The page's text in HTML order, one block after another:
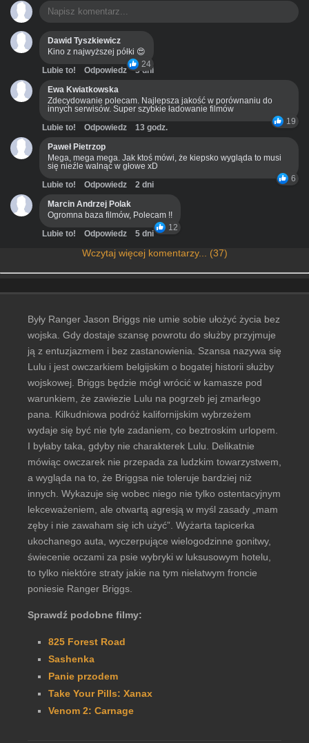
Dawid Tyszkiewicz
Kino z najwyższej półki 😍
24
Lubie to! Odpowiedz
3 dni
Ewa Kwiatkowska
Zdecydowanie polecam. Najlepsza jakość w porównaniu do
innych serwisów. Super szybkie ładowanie filmów
19
Lubie to! Odpowiedz
13 godz.
Paweł Pietrzop
Mega, mega mega. Jak ktoś mówi, że kiepsko wygląda to musi
się nieźle walnąć w głowe xD
6
Lubie to! Odpowiedz
2 dni
Marcin Andrzej Polak
Ogromna baza filmów, Polecam !!
12
Lubie to! Odpowiedz 5 dni
Wczytaj więcej komentarzy... (37)
Były Ranger Jason Briggs nie umie sobie ułożyć życia bez
wojska. Gdy dostaje szansę powrotu do służby przyjmuje
ją z entuzjazmem i bez zastanowienia. Szansa nazywa się
Lulu i jest owczarkiem belgijskim o bogatej historii służby
wojskowej. Briggs będzie mógł wrócić w kamasze pod
warunkiem, że zawiezie Lulu na pogrzeb jej zmarłego
pana. Kilkudniowa podróż kalifornijskim wybrzeżem
wydaje się być nie tyle zadaniem, co beztroskim urlopem.
I byłaby taka, gdyby nie charakterek Lulu. Delikatnie
mówiąc owczarek nie przepada za ludzkim towarzystwem,
a wygląda na to, że Briggsa nie toleruje bardziej niż
innych. Wykazuje się wobec niego nie tylko ostentacyjnym
lekceważeniem, ale otwartą agresją w myśl zasady „mam
zęby i nie zawaham się ich użyć”. Wyżarta tapicerka
ukochanego auta, wyczerpujące wielogodzinne gonitwy,
świecenie oczami za psie wybryki w luksusowym hotelu,
to tylko niektóre straty jakie na tym niełatwym froncie
poniesie Ranger Briggs.
Sprawdź podobne filmy:
825 Forest Road
Sashenka
Panie przodem
Take Your Pills: Xanax
Venom 2: Carnage